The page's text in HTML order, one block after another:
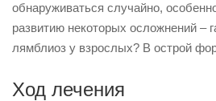
обнаруживаться случайно,
развитию некоторых осложнений –
лямблиоз у взрослых? В острой
Ход лечения